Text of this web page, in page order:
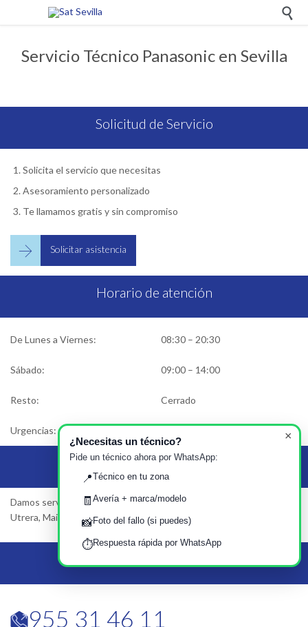

Servicio Técnico Panasonic en Sevilla
Solicitud de Servicio
Solicita el servicio que necesitas
Asesoramiento personalizado
Te llamamos gratis y sin compromiso
 Solicitar asistencia
Horario de atención
De Lunes a Viernes: 08:30 – 20:30
Sábado: 09:00 – 14:00
Resto: Cerrado
Urgencias:
Área de Servicio
Damos servicio en Sevilla, Dos Hermanas, Alcalá de Guadaira,
Utrera, Mairena del Aljarafe…
 955 31 46 11
×
¿Necesitas un técnico?
Pide un técnico ahora por WhatsApp:
📍Técnico en tu zona
🧾 Avería + marca/modelo
📸Foto del fallo (si puedes)
⏱️Respuesta rápida por WhatsApp